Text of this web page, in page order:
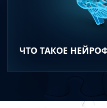
ЧТО ТАКОЕ